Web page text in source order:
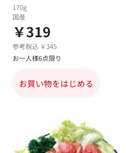
170g
国産
￥319
参考税込 ￥345
お一人様6点限り
お買い物をはじめる